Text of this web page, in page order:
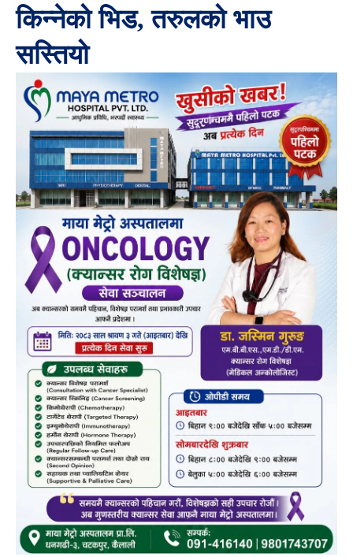
किन्नेको भिड, तरुलको भाउ
सस्तियो